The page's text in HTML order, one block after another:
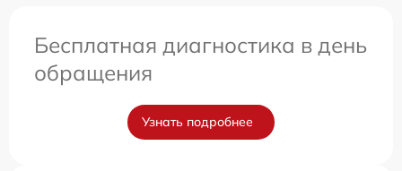
Бесплатная диагностика в день
обращения
Узнать подробнее